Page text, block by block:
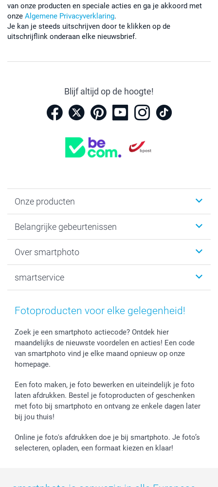
van onze producten en speciale acties en ga je akkoord met
onze Algemene Privacyverklaring.
Je kan je steeds uitschrijven door te klikken op de
uitschrijflink onderaan elke nieuwsbrief.
Blijf altijd op de hoogte!
Onze producten
Fotogeschenken
Fotoprints, Fotoposter & Fotoalbum met fotoprints
MyNameBook
Stickers en Etiketten
Fotokalenders & Fotoagenda's
Belangrijke gebeurtenissen
Baby
Communie- en Lentefeest
Geschenken voor hem
Moederdag
Vaderdag
Verjaardag
Geboorte
Over smartphoto
Duurzaamheid
Voorwaarden
Klachtenregeling
Wettelijke garantie
Privacybeleid
Cookiebeleid
Prijslijst
Jobs & Stages
Investor Relations
smartservice
smartgarantie
Betalingsmogelijkheden
Grote bestellingen
Levering
Mijn orderstatus
smartfriends
Fotoproducten voor elke gelegenheid!
Zoek je een smartphoto actiecode? Ontdek hier
maandelijks de nieuwste voordelen en acties! Een code
van smartphoto vind je elke maand opnieuw op onze
homepage.
Een foto maken, je foto bewerken en uiteindelijk je foto
laten afdrukken. Bestel je fotoproducten of geschenken
met foto bij smartphoto en ontvang ze enkele dagen later
bij jou thuis!
Online je foto's afdrukken doe je bij smartphoto. Je foto’s
selecteren, opladen, een formaat kiezen en klaar!